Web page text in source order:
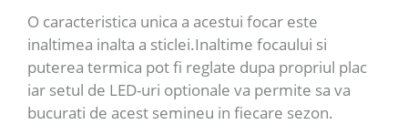
O caracteristica unica a acestui focar este
inaltimea inalta a sticlei.Inaltime focaului si
puterea termica pot fi reglate dupa propriul plac
iar setul de LED-uri optionale va permite sa va
bucurati de acest semineu in fiecare sezon.